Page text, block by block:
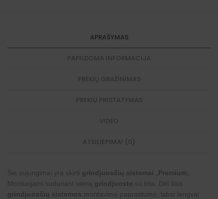
APRAŠYMAS
PAPILDOMA INFORMACIJA
PREKIŲ GRAŽINIMAS
PREKIŲ PRISTATYMAS
VIDEO
ATSILIEPIMAI (0)
Šie sujungimai yra skirti grindjuosčių sistemai „Premium „.
Montuojami suduriant vieną grindjuostę su kita. Dėl šios
grindjuosčių sistemos montavimo paprastumo, labai lengvai